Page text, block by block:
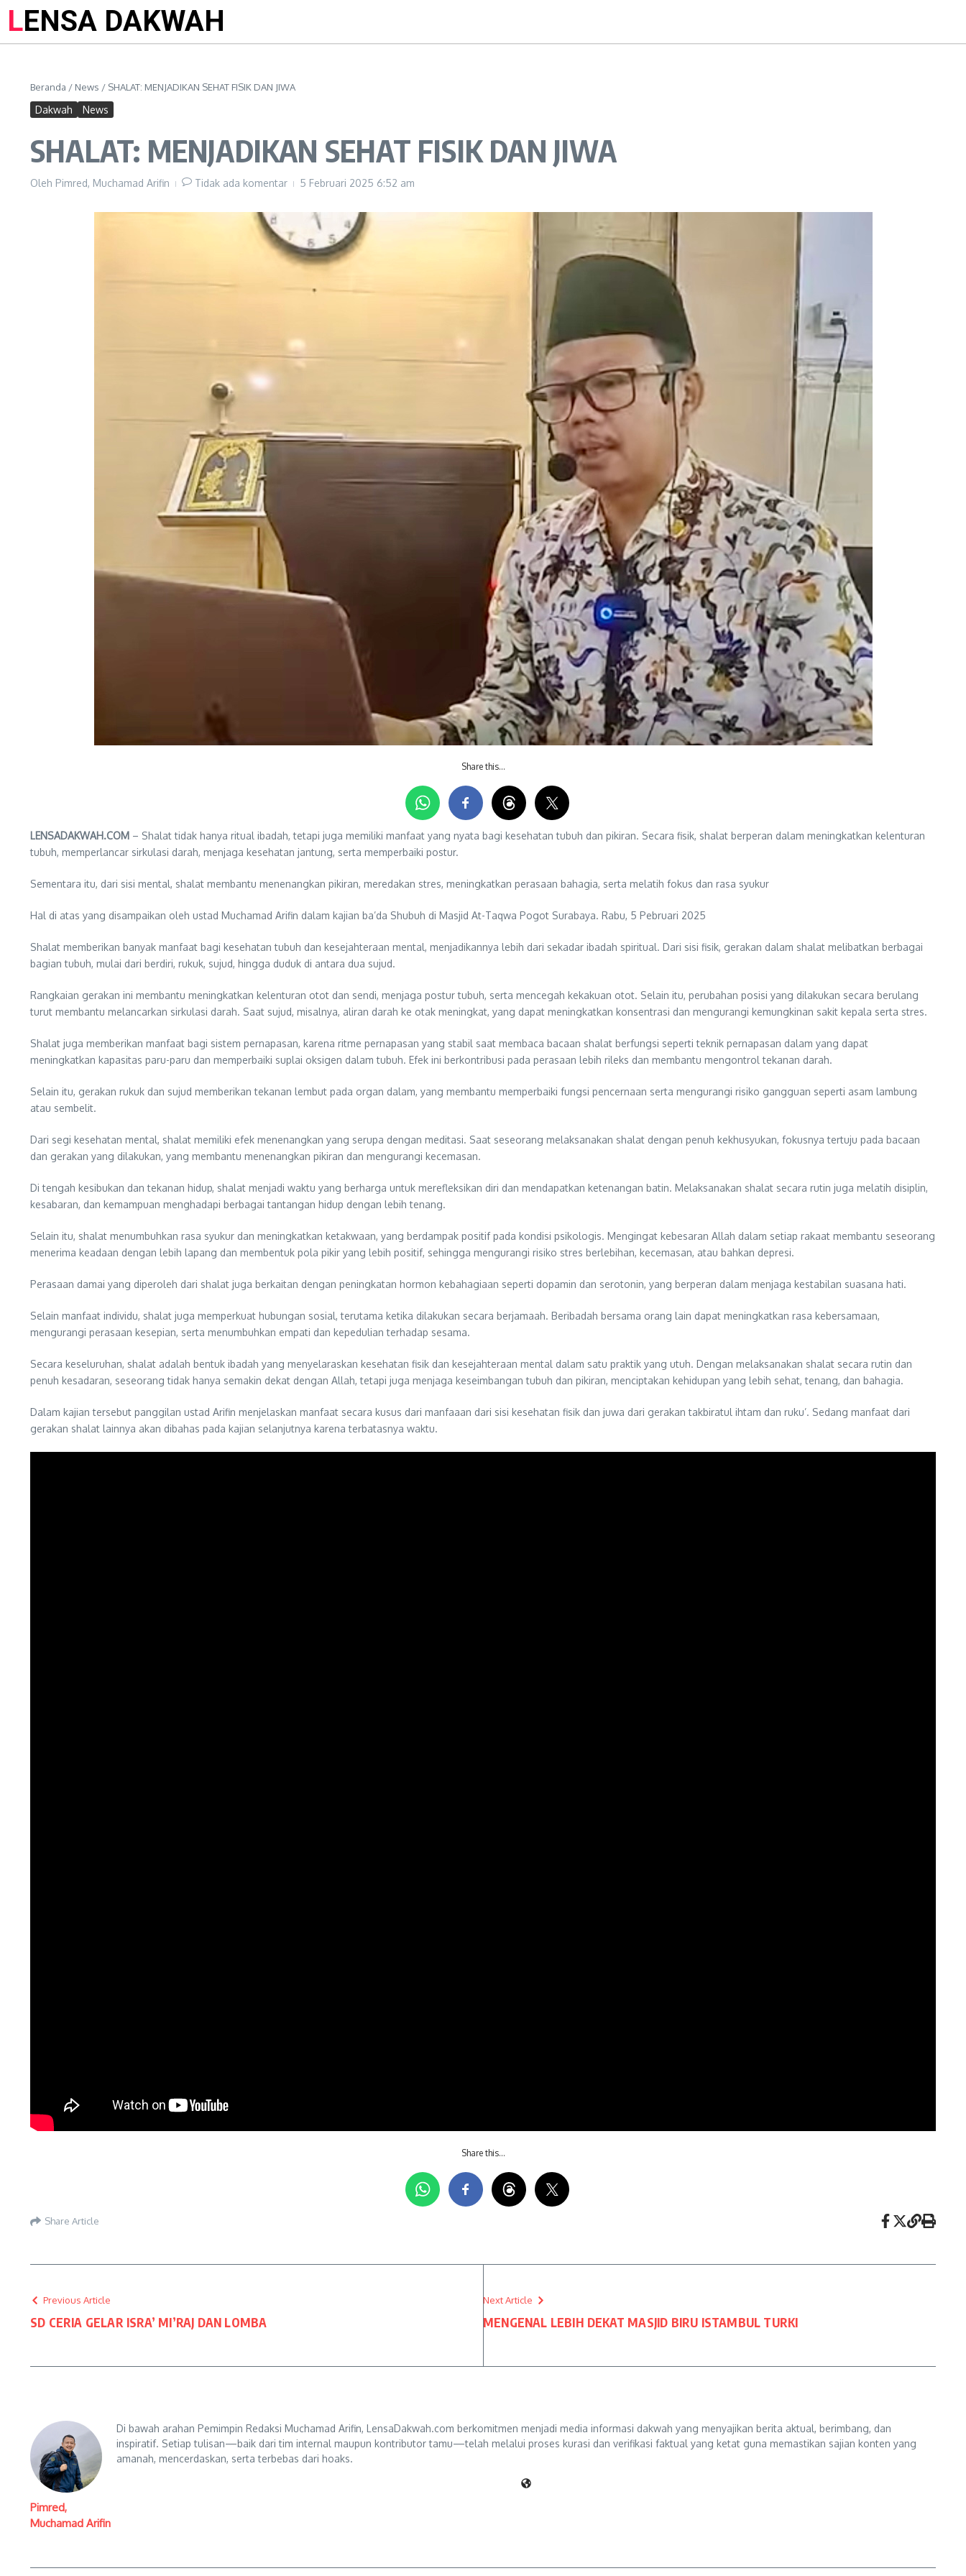
LENSA DAKWAH
Beranda / News / SHALAT: MENJADIKAN SEHAT FISIK DAN JIWA
Dakwah News
SHALAT: MENJADIKAN SEHAT FISIK DAN JIWA
Oleh Pimred, Muchamad Arifin Tidak ada komentar 5 Februari 2025 6:52 am
Share this…
LENSADAKWAH.COM – Shalat tidak hanya ritual ibadah, tetapi juga memiliki manfaat yang nyata bagi kesehatan tubuh dan pikiran. Secara fisik, shalat berperan dalam meningkatkan kelenturan
tubuh, memperlancar sirkulasi darah, menjaga kesehatan jantung, serta memperbaiki postur.
Sementara itu, dari sisi mental, shalat membantu menenangkan pikiran, meredakan stres, meningkatkan perasaan bahagia, serta melatih fokus dan rasa syukur
Hal di atas yang disampaikan oleh ustad Muchamad Arifin dalam kajian ba’da Shubuh di Masjid At-Taqwa Pogot Surabaya. Rabu, 5 Pebruari 2025
Shalat memberikan banyak manfaat bagi kesehatan tubuh dan kesejahteraan mental, menjadikannya lebih dari sekadar ibadah spiritual. Dari sisi fisik, gerakan dalam shalat melibatkan berbagai
bagian tubuh, mulai dari berdiri, rukuk, sujud, hingga duduk di antara dua sujud.
Rangkaian gerakan ini membantu meningkatkan kelenturan otot dan sendi, menjaga postur tubuh, serta mencegah kekakuan otot. Selain itu, perubahan posisi yang dilakukan secara berulang
turut membantu melancarkan sirkulasi darah. Saat sujud, misalnya, aliran darah ke otak meningkat, yang dapat meningkatkan konsentrasi dan mengurangi kemungkinan sakit kepala serta stres.
Shalat juga memberikan manfaat bagi sistem pernapasan, karena ritme pernapasan yang stabil saat membaca bacaan shalat berfungsi seperti teknik pernapasan dalam yang dapat
meningkatkan kapasitas paru-paru dan memperbaiki suplai oksigen dalam tubuh. Efek ini berkontribusi pada perasaan lebih rileks dan membantu mengontrol tekanan darah.
Selain itu, gerakan rukuk dan sujud memberikan tekanan lembut pada organ dalam, yang membantu memperbaiki fungsi pencernaan serta mengurangi risiko gangguan seperti asam lambung
atau sembelit.
Dari segi kesehatan mental, shalat memiliki efek menenangkan yang serupa dengan meditasi. Saat seseorang melaksanakan shalat dengan penuh kekhusyukan, fokusnya tertuju pada bacaan
dan gerakan yang dilakukan, yang membantu menenangkan pikiran dan mengurangi kecemasan.
Di tengah kesibukan dan tekanan hidup, shalat menjadi waktu yang berharga untuk merefleksikan diri dan mendapatkan ketenangan batin. Melaksanakan shalat secara rutin juga melatih disiplin,
kesabaran, dan kemampuan menghadapi berbagai tantangan hidup dengan lebih tenang.
Selain itu, shalat menumbuhkan rasa syukur dan meningkatkan ketakwaan, yang berdampak positif pada kondisi psikologis. Mengingat kebesaran Allah dalam setiap rakaat membantu seseorang
menerima keadaan dengan lebih lapang dan membentuk pola pikir yang lebih positif, sehingga mengurangi risiko stres berlebihan, kecemasan, atau bahkan depresi.
Perasaan damai yang diperoleh dari shalat juga berkaitan dengan peningkatan hormon kebahagiaan seperti dopamin dan serotonin, yang berperan dalam menjaga kestabilan suasana hati.
Selain manfaat individu, shalat juga memperkuat hubungan sosial, terutama ketika dilakukan secara berjamaah. Beribadah bersama orang lain dapat meningkatkan rasa kebersamaan,
mengurangi perasaan kesepian, serta menumbuhkan empati dan kepedulian terhadap sesama.
Secara keseluruhan, shalat adalah bentuk ibadah yang menyelaraskan kesehatan fisik dan kesejahteraan mental dalam satu praktik yang utuh. Dengan melaksanakan shalat secara rutin dan
penuh kesadaran, seseorang tidak hanya semakin dekat dengan Allah, tetapi juga menjaga keseimbangan tubuh dan pikiran, menciptakan kehidupan yang lebih sehat, tenang, dan bahagia.
Dalam kajian tersebut panggilan ustad Arifin menjelaskan manfaat secara kusus dari manfaaan dari sisi kesehatan fisik dan juwa dari gerakan takbiratul ihtam dan ruku’. Sedang manfaat dari
gerakan shalat lainnya akan dibahas pada kajian selanjutnya karena terbatasnya waktu.
Share this…
Share Article
Previous Article
SD CERIA GELAR ISRA’ MI’RAJ DAN LOMBA
Next Article
MENGENAL LEBIH DEKAT MASJID BIRU ISTAMBUL TURKI
Pimred,
Muchamad Arifin
Di bawah arahan Pemimpin Redaksi Muchamad Arifin, LensaDakwah.com berkomitmen menjadi media informasi dakwah yang menyajikan berita aktual, berimbang, dan
inspiratif. Setiap tulisan—baik dari tim internal maupun kontributor tamu—telah melalui proses kurasi dan verifikasi faktual yang ketat guna memastikan sajian konten yang
amanah, mencerdaskan, serta terbebas dari hoaks.